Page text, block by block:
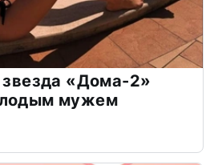
«Дома-2»
мужем